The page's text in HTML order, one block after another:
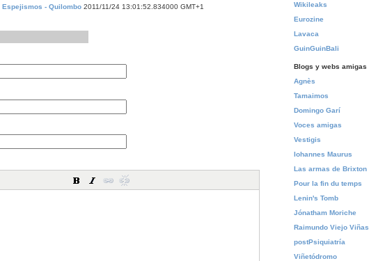
Espejismos - Quilombo 2011/11/24 13:01:52.834000 GMT+1
Wikileaks
Eurozine
Lavaca
GuinGuinBali
Blogs y webs amigas
Agnès
Tamaimos
Domingo Garí
Voces amigas
Vestigis
Iohannes Maurus
Las armas de Brixton
Pour la fin du temps
Lenin's Tomb
Jónatham Moriche
Raimundo Viejo Viñas
postPsiquiatría
Viñetódromo